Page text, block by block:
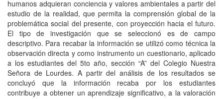
humanos adquieran conciencia y valores ambientales a partir del
estudio de la realidad, que permita la comprensión global de la
problemática social del presente, con proyección hacia el futuro.
El tipo de investigación que se seleccionó es de campo
descriptivo. Para recabar la información se utilizó como técnica la
observación directa y como instrumento un cuestionario, aplicado
a los estudiantes del 5to año, sección “A” del Colegio Nuestra
Señora de Lourdes. A partir del análisis de los resultados se
concluyó que la información recaba por los estudiantes
contribuye a obtener un aprendizaje significativo, a la valoración